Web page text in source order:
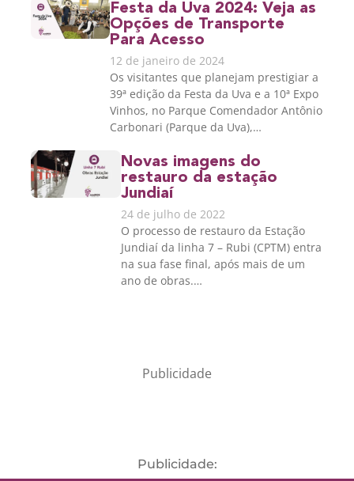
Festa da Uva 2024: Veja as
Opções de Transporte
Para Acesso
12 de janeiro de 2024
Os visitantes que planejam prestigiar a
39ª edição da Festa da Uva e a 10ª Expo
Vinhos, no Parque Comendador Antônio
Carbonari (Parque da Uva),…
Novas imagens do
restauro da estação
Jundiaí
24 de julho de 2022
O processo de restauro da Estação
Jundiaí da linha 7 – Rubi (CPTM) entra
na sua fase final, após mais de um
ano de obras.…
Publicidade
Publicidade: